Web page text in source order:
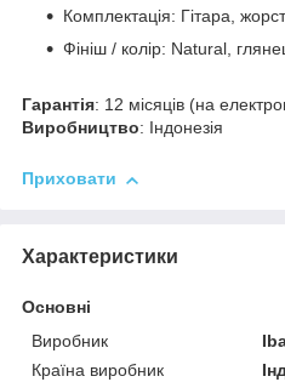
Комплектація: Гітара,
Фініш / колір: Natural,
Гарантія: 12 місяців (на
Виробництво: Індонезія
Приховати
Характеристики
Основні
Виробник
Країна виробник